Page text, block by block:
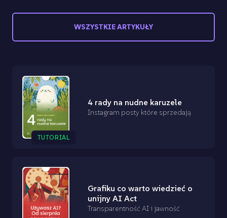
WSZYSTKIE ARTYKUŁY
TUTORIAL
4 rady na nudne karuzele
Instagram posty które sprzedają
Grafiku co warto wiedzieć o
unijny AI Act
Transparentność AI i jawność